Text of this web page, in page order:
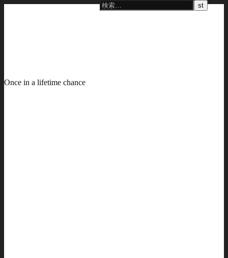
Once in a lifetime chance